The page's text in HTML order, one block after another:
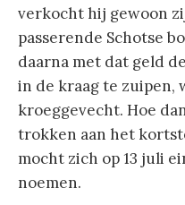
verkocht hij gewoon
passerende Schotse
daarna met dat geld
in de kraag te zuipen,
kroeggevecht. Hoe
trokken aan het
mocht zich op 13 juli
noemen.